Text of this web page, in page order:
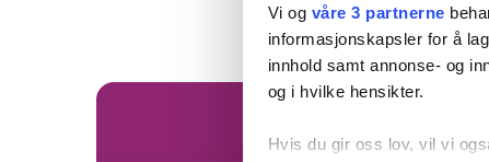
Vi og våre 3 partnerne
informasjonskapsler for å
innhold samt annonse- og
og i hvilke hensikter.
Hvis du gir oss lov, vil vi